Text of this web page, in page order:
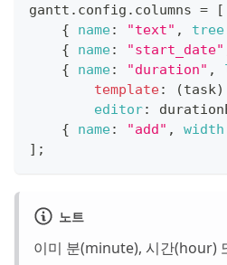
gantt . config . columns =
[
{
name: "text" , tree
{
name: "start_date"
{
name: "duration" ,
template: (task)
editor:
{
name: "add" , width
] ;
노트
이미 분(minute), 시간(hour)